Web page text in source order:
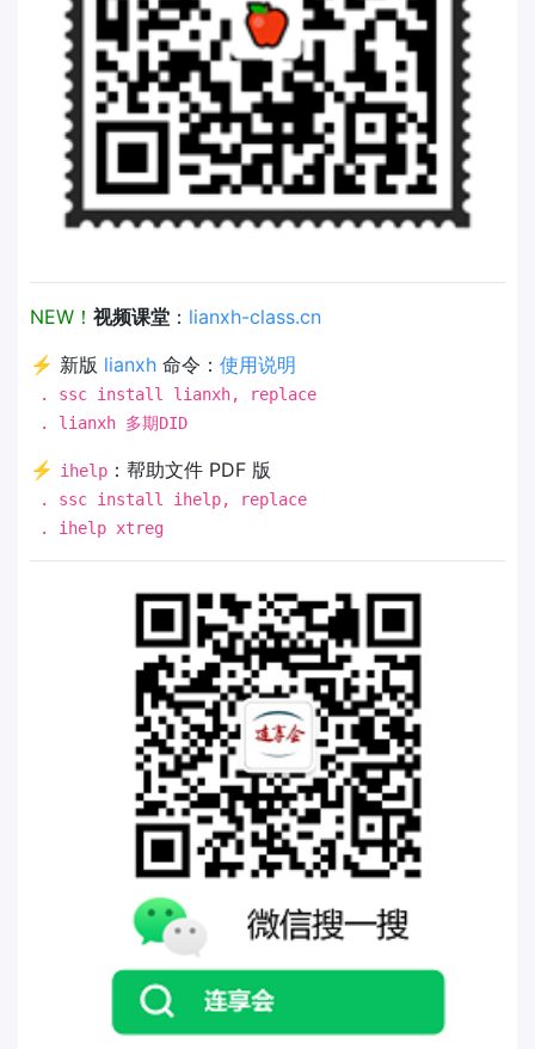
NEW！ 视频课堂 ： lianxh-class.cn
⚡ 新版 lianxh 命令： 使用说明
. ssc install lianxh, replace
. lianxh 多期DID
⚡ ihelp ：帮助文件 PDF 版
. ssc install ihelp, replace
. ihelp xtreg